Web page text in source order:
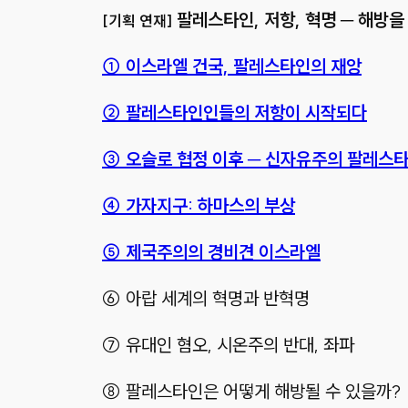
[기획 연재] 팔레스타인, 저항, 혁명 ─ 해방을
① 이스라엘 건국, 팔레스타인의 재앙
② 팔레스타인인들의 저항이 시작되다
③ 오슬로 협정 이후 ─ 신자유주의 팔레스
④ 가자지구: 하마스의 부상
⑤ 제국주의의 경비견 이스라엘
⑥ 아랍 세계의 혁명과 반혁명
⑦ 유대인 혐오, 시온주의 반대, 좌파
⑧ 팔레스타인은 어떻게 해방될 수 있을까?